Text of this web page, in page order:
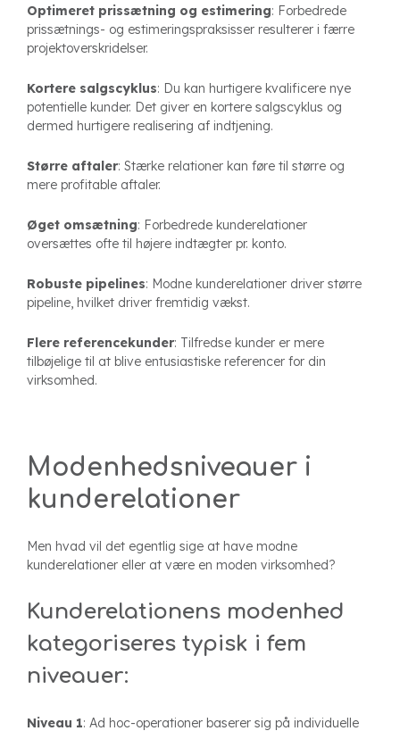
Optimeret prissætning og estimering: Forbedrede
prissætnings- og estimeringspraksisser resulterer i færre
projektoverskridelser.
Kortere salgscyklus: Du kan hurtigere kvalificere nye
potentielle kunder. Det giver en kortere salgscyklus og
dermed hurtigere realisering af indtjening.
Større aftaler: Stærke relationer kan føre til større og
mere profitable aftaler.
Øget omsætning: Forbedrede kunderelationer
oversættes ofte til højere indtægter pr. konto.
Robuste pipelines: Modne kunderelationer driver større
pipeline, hvilket driver fremtidig vækst.
Flere referencekunder: Tilfredse kunder er mere
tilbøjelige til at blive entusiastiske referencer for din
virksomhed.
Modenhedsniveauer i
kunderelationer
Men hvad vil det egentlig sige at have modne
kunderelationer eller at være en moden virksomhed?
Kunderelationens modenhed
kategoriseres typisk i fem
niveauer:
Niveau 1: Ad hoc-operationer baserer sig på individuelle